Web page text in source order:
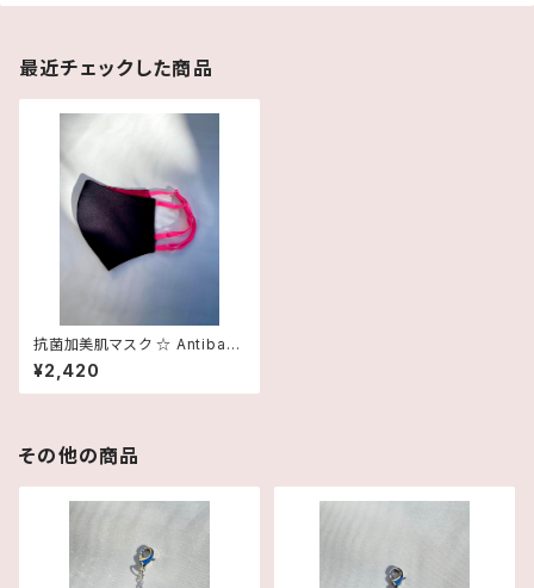
最近チェックした商品
抗菌加美肌マスク ☆ Antibact
erial Treatment MASK（COI:
BLACK×VIVID PINK）
¥2,420
その他の商品